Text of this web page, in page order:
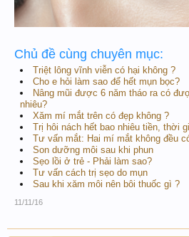
Chủ đề cùng chuyên mục:
Triệt lông vĩnh viễn có hại không ?
Cho e hỏi làm sao để hết mụn bọc?
Nâng mũi được 6 năm tháo ra có
nhiêu?
Xăm mí mắt trên có đẹp không ?
Trị hôi nách hết bao nhiêu tiền, thời
Tư vấn mắt: Hai mí mắt không đều
Son dưỡng môi sau khi phun
Sẹo lồi ở trẻ - Phải làm sao?
Tư vấn cách trị sẹo do mụn
Sau khi xăm môi nên bôi thuốc gì ?
11/11/16